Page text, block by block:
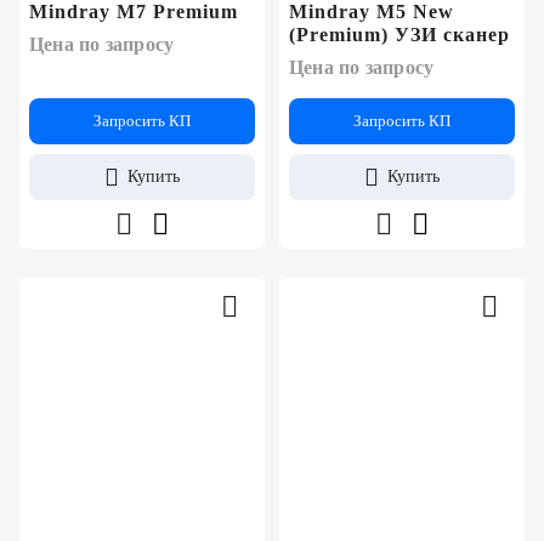
Mindray M7 Premium
Цена по запросу
Запросить КП
Купить
Mindray M5 New
(Premium) УЗИ сканер
Цена по запросу
Запросить КП
Купить